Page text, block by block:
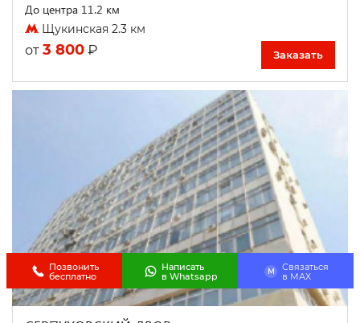
До центра 11.2 км
Щукинская 2.3 км
от 3 800 ₽ Заказать
Позвонить
бесплатно
Написать
в Whatsapp
M
Связаться
в МАХ